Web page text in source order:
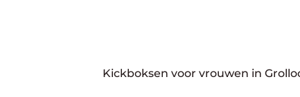
Kickboksen voor vrouwen in